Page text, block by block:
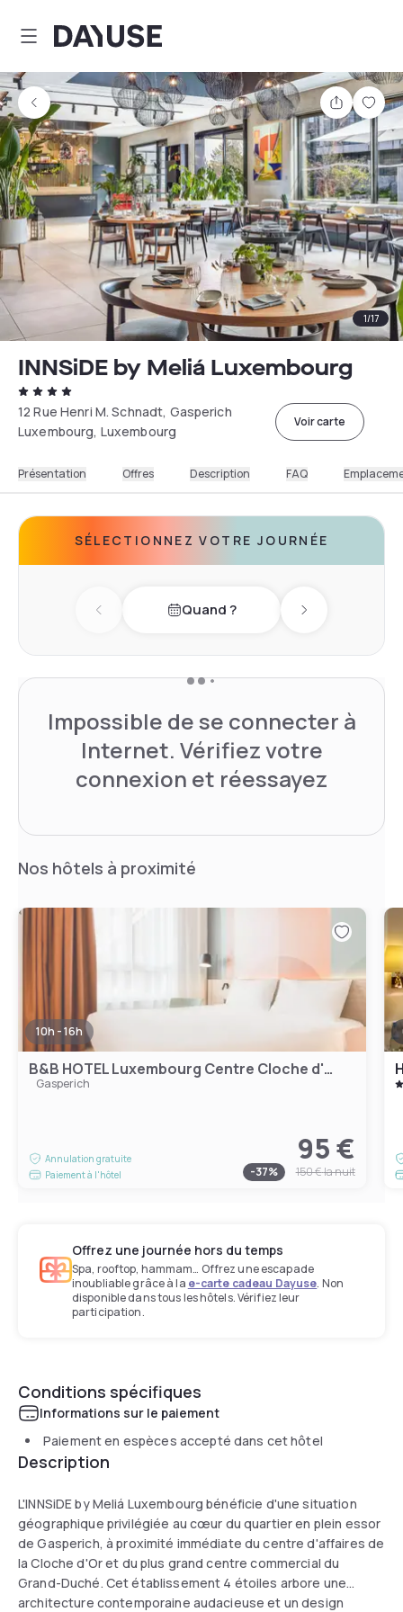
Dayuse
Partager
1/17
INNSiDE by Meliá Luxembourg
12 Rue Henri M. Schnadt, Gasperich
Luxembourg, Luxembourg
Voir carte
Présentation Offres Description FAQ
SÉLECTIONNEZ VOTRE JOURNÉE
Previous dayQuand ? Next day
Impossible de se connecter à
Internet. Vérifiez votre
connexion et réessayez
Nos hôtels à proximité
10h - 16h
B&B HOTEL Luxembourg Centre Cloche d'Or
Gasperich
Annulation gratuite
Paiement à l'hôtel
95 €
-37% 150 €la nuit
Offrez une journée hors du temps
Spa, rooftop, hammam… Offrez une escapade
inoubliable grâce à la e-carte cadeau Dayuse. Non
disponible dans tous les hôtels. Vérifiez leur
participation.
Conditions spécifiques
Informations sur le paiement
Paiement en espèces accepté dans cet hôtel
Description
L'INNSiDE by Meliá Luxembourg bénéficie d'une situation
géographique privilégiée au cœur du quartier en plein essor
de Gasperich, à proximité immédiate du centre d'affaires de
la Cloche d'Or et du plus grand centre commercial du
Grand-Duché. Cet établissement 4 étoiles arbore une
architecture contemporaine audacieuse et un design